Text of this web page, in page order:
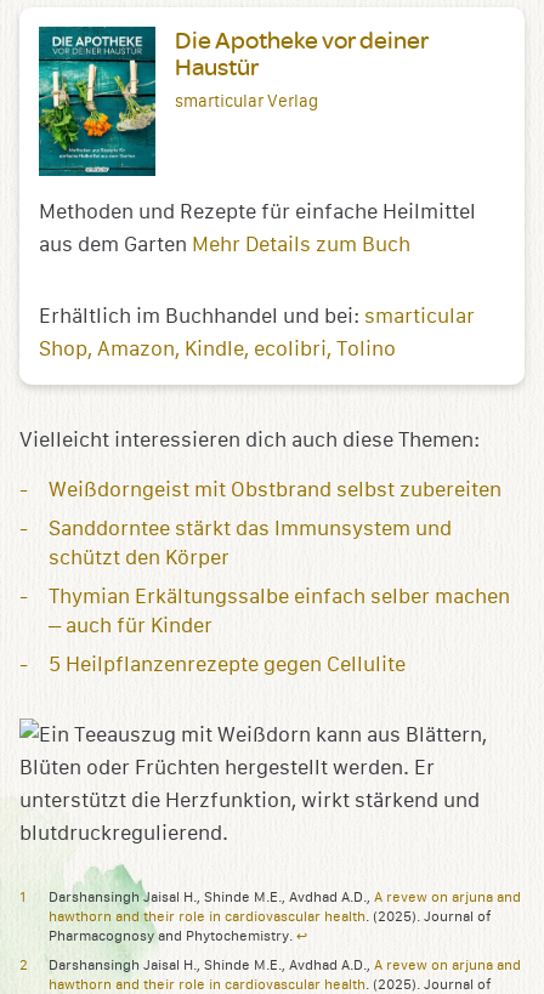
Die Apotheke vor deiner
Haustür
smarticular Verlag
Methoden und Rezepte für einfache Heilmittel
aus dem Garten Mehr Details zum Buch
Erhältlich im Buchhandel und bei: smarticular
Shop Amazon Kindle ecolibri Tolino
Vielleicht interessieren dich auch diese Themen:
Weißdorngeist mit Obstbrand selbst zubereiten
Sanddorntee stärkt das Immunsystem und
schützt den Körper
Thymian Erkältungssalbe einfach selber machen
– auch für Kinder
5 Heilpflanzenrezepte gegen Cellulite
Darshansingh Jaisal H., Shinde M.E., Avdhad A.D., A revew on arjuna and
hawthorn and their role in cardiovascular health . (2025). Journal of
Pharmacognosy and Phytochemistry. ↩︎
Darshansingh Jaisal H., Shinde M.E., Avdhad A.D., A revew on arjuna and
hawthorn and their role in cardiovascular health . (2025). Journal of